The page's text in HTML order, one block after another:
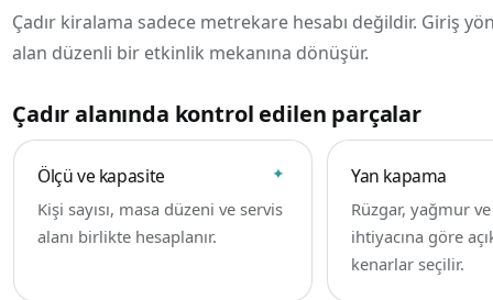
Çadır kiralama sadece metrekare hesabı değildir. Giriş
alan düzenli bir etkinlik mekanına dönüşür.
Çadır alanında kontrol edilen parçalar
Ölçü ve kapasite
Kişi sayısı, masa düzeni ve servis
alanı birlikte hesaplanır.
Yan kapama
Rüzgar, yağmur
ihtiyacına göre
kenarlar seçilir.